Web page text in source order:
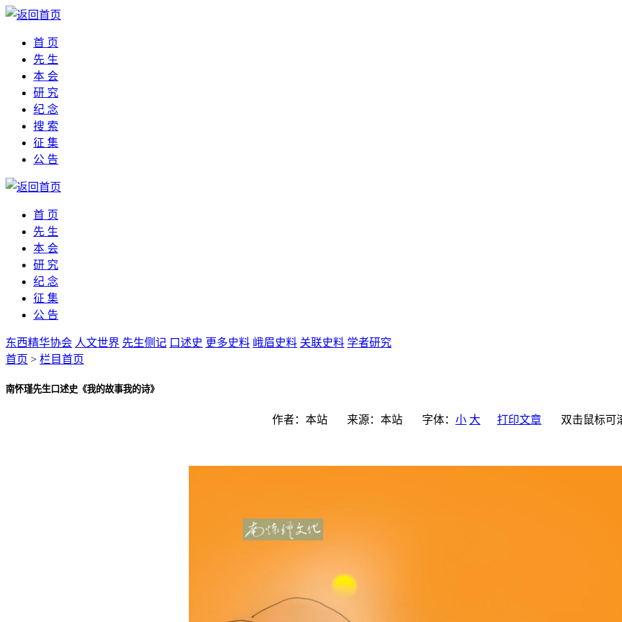
首 页
先 生
本 会
研 究
纪 念
搜 索
征 集
公 告
首 页
先 生
本 会
研 究
纪 念
征 集
公 告
东西精华协会 人文世界 先生侧记 口述史 更多史料 峨眉史料 关联史料 学者研究
首页 > 栏目首页
南怀瑾先生口述史《我的故事我的诗》
作者： 本站 来源： 本站 字体： 小 大 打印文章 双击鼠标可